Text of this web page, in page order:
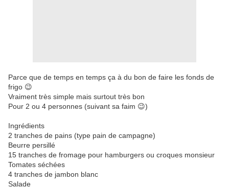
Parce que de temps en temps ça à du bon de faire les fonds de
frigo 😉
Vraiment très simple mais surtout très bon
Pour 2 ou 4 personnes (suivant sa faim 😉)
Ingrédients
2 tranches de pains (type pain de campagne)
Beurre persillé
15 tranches de fromage pour hamburgers ou croques monsieur
Tomates séchées
4 tranches de jambon blanc
Salade